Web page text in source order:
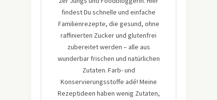
findest Du schnelle und einfache
Familienrezepte, die gesund, ohne
raffinierten Zucker und glutenfrei
zubereitet werden – alle aus
wunderbar frischen und natürlichen
Zutaten. Farb- und
Konservierungsstoffe adé! Meine
Rezeptideen haben wenig Zutaten,